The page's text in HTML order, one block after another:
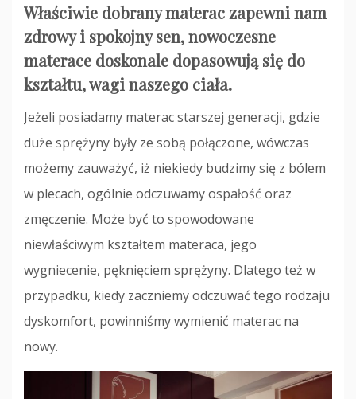
Właściwie dobrany materac zapewni nam
zdrowy i spokojny sen, nowoczesne
materace doskonale dopasowują się do
kształtu, wagi naszego ciała.
Jeżeli posiadamy materac starszej generacji, gdzie
duże sprężyny były ze sobą połączone, wówczas
możemy zauważyć, iż niekiedy budzimy się z bólem
w plecach, ogólnie odczuwamy ospałość oraz
zmęczenie. Może być to spowodowane
niewłaściwym kształtem materaca, jego
wygniecenie, pęknięciem sprężyny. Dlatego też w
przypadku, kiedy zaczniemy odczuwać tego rodzaju
dyskomfort, powinniśmy wymienić materac na
nowy.